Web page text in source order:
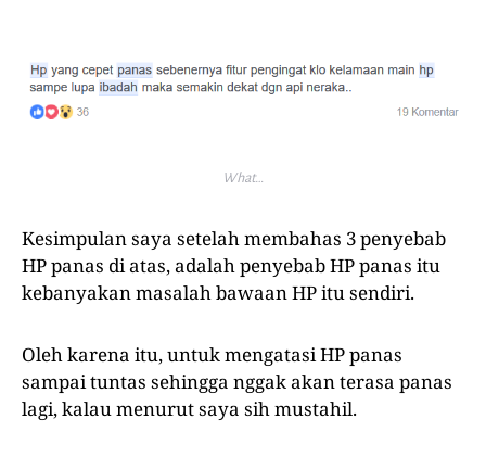
What…
Kesimpulan saya setelah membahas 3 penyebab
HP panas di atas, adalah penyebab HP panas itu
kebanyakan masalah bawaan HP itu sendiri.
Oleh karena itu, untuk mengatasi HP panas
sampai tuntas sehingga nggak akan terasa panas
lagi, kalau menurut saya sih mustahil.